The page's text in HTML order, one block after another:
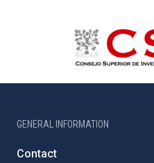
GENERAL INFORMATION
Contact